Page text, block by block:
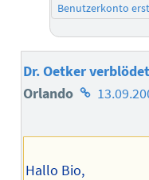
Benutzerkonto
Dr. Oetker
Orlando Homepage
Autors
Hallo Bio,